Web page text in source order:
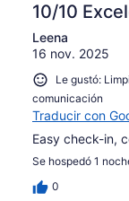
10/10
Leena
16 nov. 2025
Le gustó:
comunicación
Traducir con
Easy check-in,
Se hospedó 1
0